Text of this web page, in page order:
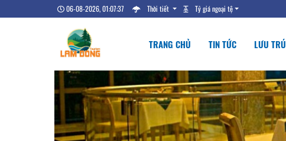
06-08-2026, 01:07:38 Thời tiết Tỷ giá ngoại tệ
TRANG CHỦ TIN TỨC LƯU TRÚ